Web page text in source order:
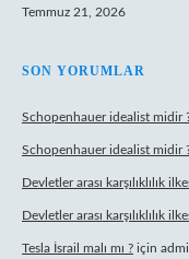
Temmuz 21, 2026
SON YORUMLAR
Schopenhauer idealist midir
Schopenhauer idealist midir
Devletler arası karşılıklılık
Devletler arası karşılıklılık
Tesla İsrail malı mı ? için